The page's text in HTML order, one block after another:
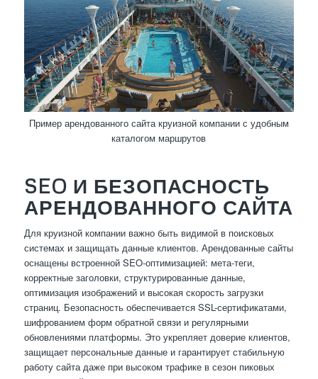
Пример арендованного сайта круизной компании с удобным
каталогом маршрутов
SEO И БЕЗОПАСНОСТЬ
АРЕНДОВАННОГО САЙТА
Для круизной компании важно быть видимой в поисковых
системах и защищать данные клиентов. Арендованные сайты
оснащены встроенной SEO-оптимизацией: мета-теги,
корректные заголовки, структурированные данные,
оптимизация изображений и высокая скорость загрузки
страниц. Безопасность обеспечивается SSL-сертификатами,
шифрованием форм обратной связи и регулярными
обновлениями платформы. Это укрепляет доверие клиентов,
защищает персональные данные и гарантирует стабильную
работу сайта даже при высоком трафике в сезон пиковых